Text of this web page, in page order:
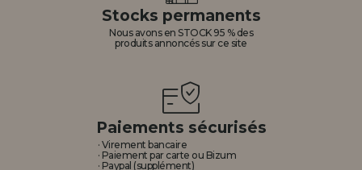
Stocks permanents
Nous avons en STOCK 95 % des
produits annoncés sur ce site
Paiements sécurisés
· Virement bancaire
· Paiement par carte ou Bizum
· Paypal (supplément)